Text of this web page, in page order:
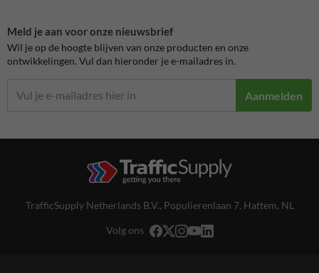
Meld je aan voor onze nieuwsbrief
Wil je op de hoogte blijven van onze producten en onze
ontwikkelingen. Vul dan hieronder je e-mailadres in.
Aanmelden
TrafficSupply Netherlands B.V., Populierenlaan 7, Hattem, NL
Volg ons